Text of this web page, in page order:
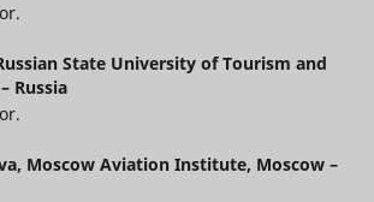
State University of Tourism and
Russia
Moscow Aviation Institute, Moscow –